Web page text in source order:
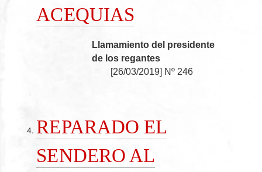
ACEQUIAS
Llamamiento del presidente
de los regantes
[26/03/2019] Nº 246
REPARADO EL
SENDERO AL